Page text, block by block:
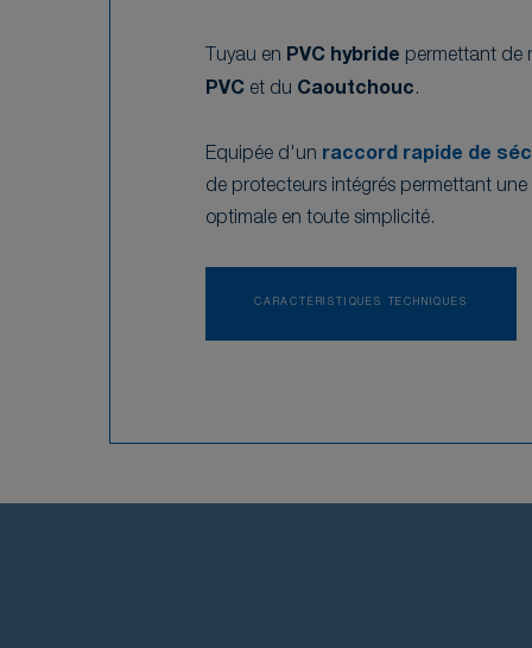
Tuyau en PVC hybride permettant de
PVC et du Caoutchouc .
Equipée d'un raccord rapide de
de protecteurs intégrés permettant
optimale en toute simplicité.
CARACTÉRISTIQUES TECHNIQUES